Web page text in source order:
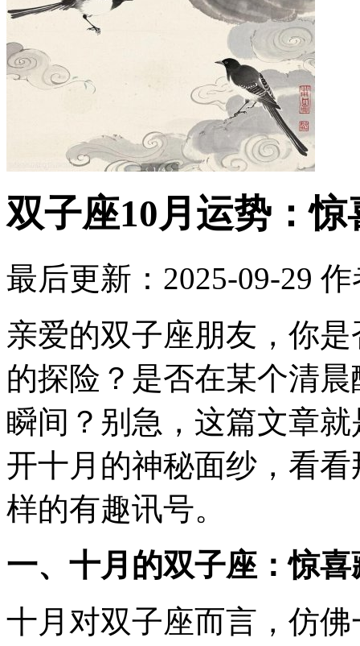
双子座10月运势：
最后更新：2025-09-29 作
亲爱的双子座朋友，你
的探险？是否在某个清
瞬间？别急，这篇文章
开十月的神秘面纱，看
样的有趣讯号。
一、十月的双子座：惊
十月对双子座而言，仿